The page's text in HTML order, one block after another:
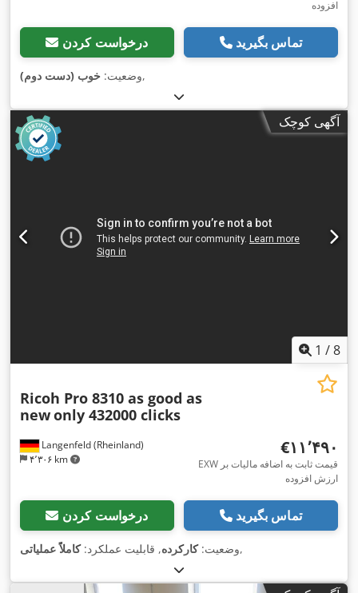
افزوده
درخواست کردن تماس بگیرید
وضعیت: خوب (دست دوم) ,
آگهی کوچک
1 /8
Langenfeld (Rheinland)
۴٬۳۰۶ km
Ricoh Pro 8310 as good as
newonly 432000 clicks
‎€۱۱٬۴۹۰
EXW قیمت ثابت به اضافه مالیات بر
ارزش افزوده
درخواست کردن تماس بگیرید
وضعیت:کارکرده, قابلیت عملکرد:کاملاً عملیاتی ,